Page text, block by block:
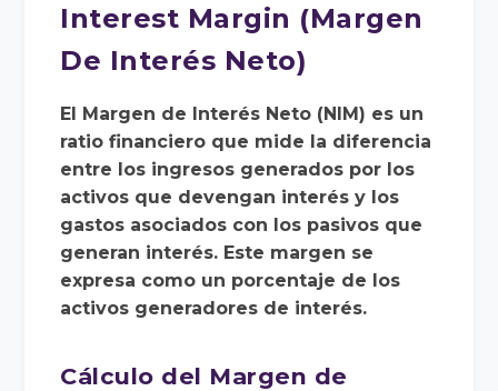
Interest Margin (Margen
De Interés Neto)
El Margen de Interés Neto (NIM) es un
ratio financiero que mide la diferencia
entre los ingresos generados por los
activos que devengan interés y los
gastos asociados con los pasivos que
generan interés. Este margen se
expresa como un porcentaje de los
activos generadores de interés.
Cálculo del Margen de